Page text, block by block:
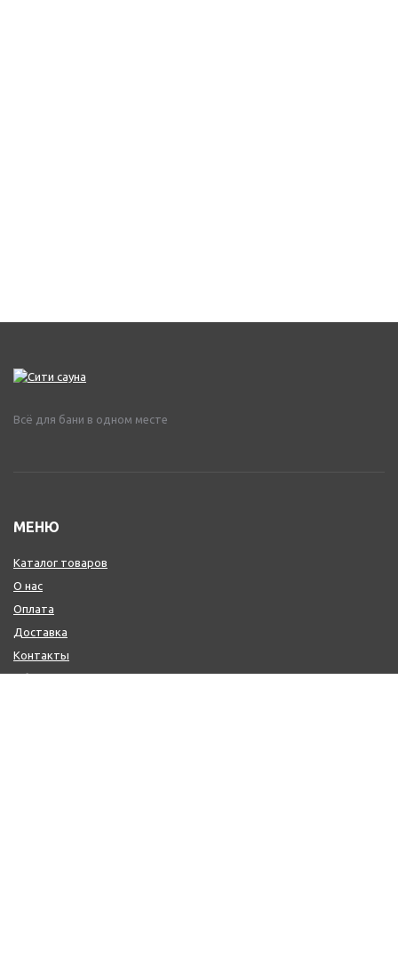
Всё для бани в одном месте
МЕНЮ
Каталог товаров
О нас
Оплата
Доставка
Контакты
Обмен и возврат